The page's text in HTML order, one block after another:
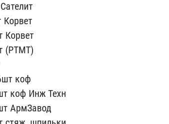
Корв​ет
Корвет
(РТМТ)
коф
коф И​нж Техн
АрмЗавод